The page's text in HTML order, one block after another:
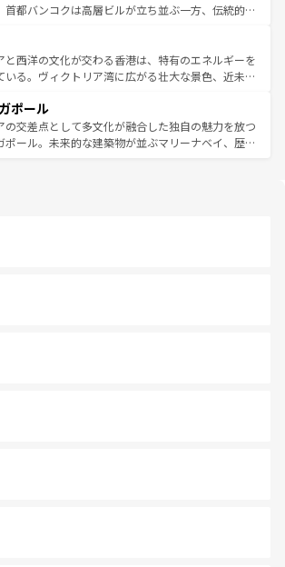
照してほしい。
している。また、バラエティの豊かさとおいしさで
フォーやバインミー、ベトナムコーヒーなどは、ぜ
で味わいたい。どの地域を訪れてもあたたかい人々
者を迎えてくれるので、きっと忘れられない旅にな
てほしい。
首都バンコクは高層ビルが立ち並ぶ一方、伝統的な
が交差している。北部ではチェンマイなどの山岳地
然と触れ合い、南部ではプーケットやクラビの美し
チでリゾート気分を楽しむことができる。タイ料理
。気候は一年中温暖で、どの季節にも異なる楽しみ
ている。親しみやすいタイの人々、仏教を中心とし
、そして多様な観光資源が、訪れる旅人を魅了し続
と西洋の文化が交わる香港は、特有のエネルギーを
いる。ヴィクトリア湾に広がる壮大な景色、近未来
こを訪れても感動するはず。観光スポットが密集し
、効率よく見どころを回れるのも魅力。息をのむよ
景から文化的な体験まで、香港を存分に楽しみ尽く
ポール
の交差点として多文化が融合した独自の魅力を放つ
ポール。未来的な建築物が並ぶマリーナベイ、歴史
ーカーズは地元の風情を楽しめる外せないスポット